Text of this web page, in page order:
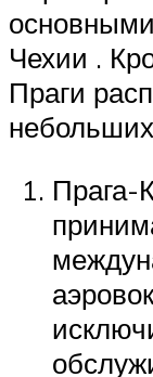
Чехии .
Праги
Прага-